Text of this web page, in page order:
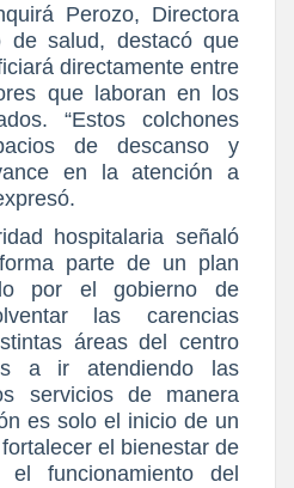
Perozo, Directora
de salud, destacó que
directamente entre
que laboran en los
“Estos colchones
de descanso y
en la atención a
hospitalaria señaló
parte de un plan
por el gobierno de
las carencias
áreas del centro
a ir atendiendo las
servicios de manera
es solo el inicio de un
el bienestar de
el funcionamiento del